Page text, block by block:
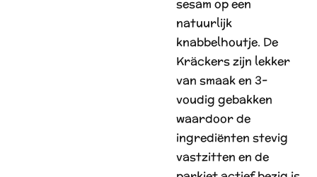
sesam op een
natuurlijk
knabbelhoutje. De
Kräckers zijn lekker
van smaak en 3-
voudig gebakken
waardoor de
ingrediënten stevig
vastzitten en de